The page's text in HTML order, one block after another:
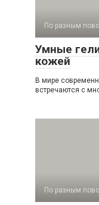
По разным
Умные
кожей
В мире
встречаются с
По разным